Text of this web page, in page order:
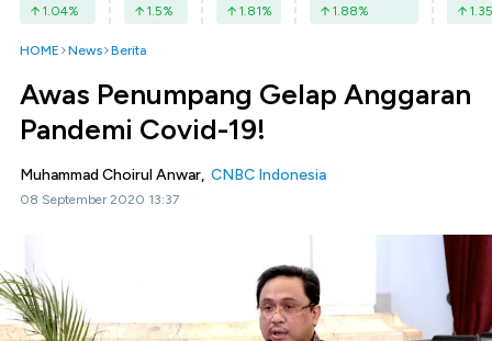
1.04% 1.5% 1.81% 1.88% 1.35
HOME News Berita
Awas Penumpang Gelap Anggaran
Pandemi Covid-19!
Muhammad Choirul Anwar, CNBC Indonesia
08 September 2020 13:37